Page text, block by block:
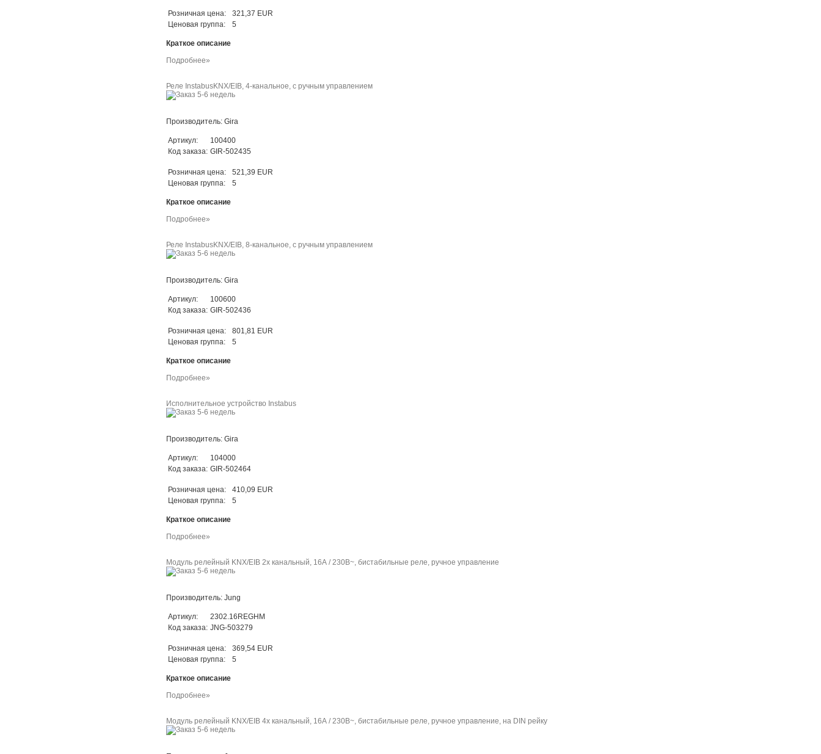
Розничная цена:
321,37 EUR
Ценовая группа:
5
Краткое описание
Подробнее»
Реле InstabusKNX/EIB, 4-канальное, с ручным управлением
Производитель: Gira
Артикул:
100400
Код заказа: GIR-502435
Розничная цена:
521,39 EUR
Ценовая группа:
5
Краткое описание
Подробнее»
Реле InstabusKNX/EIB, 8-канальное, с ручным управлением
Производитель: Gira
Артикул:
100600
Код заказа: GIR-502436
Розничная цена:
801,81 EUR
Ценовая группа:
5
Краткое описание
Подробнее»
Исполнительное устройство Instabus
Производитель: Gira
Артикул:
104000
Код заказа: GIR-502464
Розничная цена:
410,09 EUR
Ценовая группа:
5
Краткое описание
Подробнее»
Модуль релейный KNX/EIB 2x канальный, 16А / 230В~, бистабильные реле, ручное управление
Производитель: Jung
Артикул:
2302.16REGHM
Код заказа: JNG-503279
Розничная цена:
369,54 EUR
Ценовая группа:
5
Краткое описание
Подробнее»
Модуль релейный KNX/EIB 4x канальный, 16А / 230В~, бистабильные реле, ручное управление, на DIN рейку